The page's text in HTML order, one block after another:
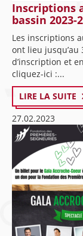
Inscriptions
bassin 2023-
Les inscriptions
ont lieu
d’inscription et
cliquez-ici :...
LIRE LA SUITE
27.02.2023